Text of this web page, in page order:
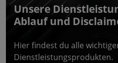
Unsere
Ablauf und
Hier findest du alle
Dienstleistungsprodukten.